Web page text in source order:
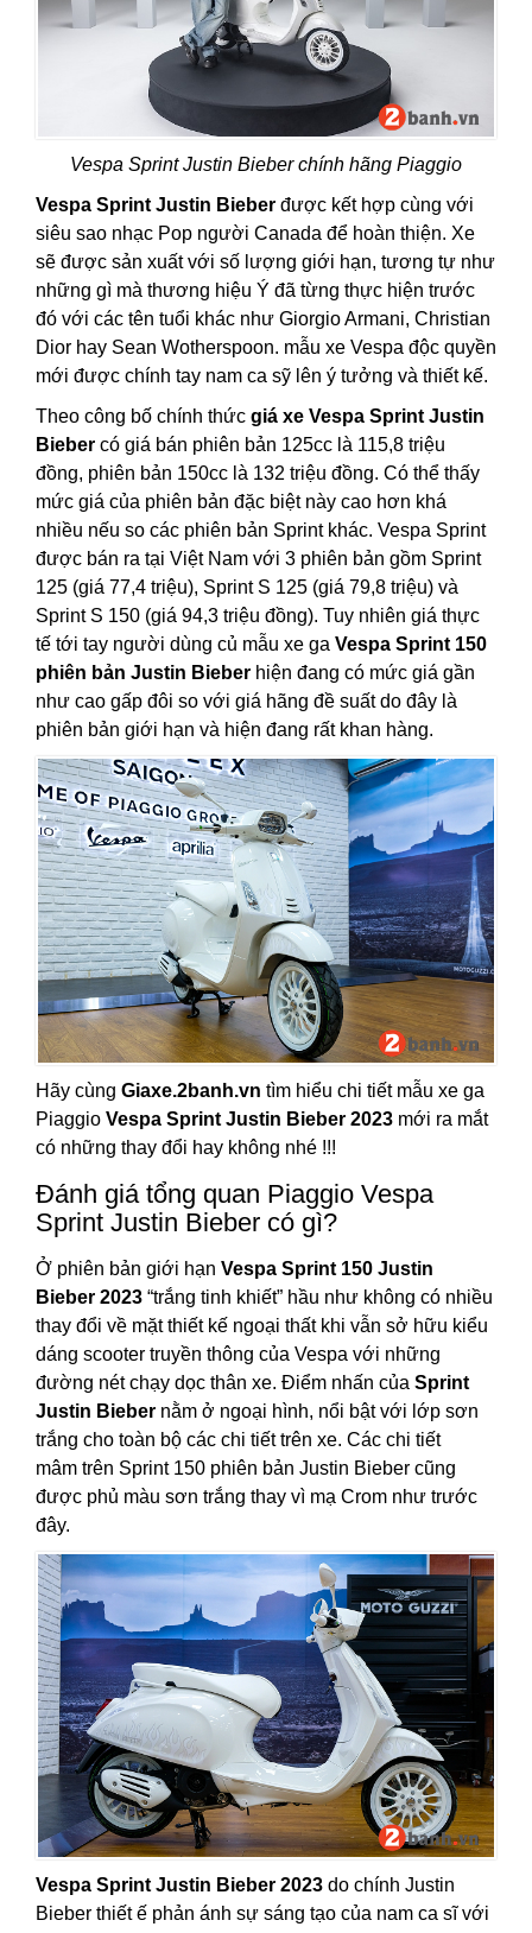
Vespa Sprint Justin Bieber chính hãng Piaggio
Vespa Sprint Justin Bieber được kết hợp cùng với
siêu sao nhạc Pop người Canada để hoàn thiện. Xe
sẽ được sản xuất với số lượng giới hạn, tương tự như
những gì mà thương hiệu Ý đã từng thực hiện trước
đó với các tên tuổi khác như Giorgio Armani, Christian
Dior hay Sean Wotherspoon. mẫu xe Vespa độc quyền
mới được chính tay nam ca sỹ lên ý tưởng và thiết kế.
Theo công bố chính thức giá xe Vespa Sprint Justin
Bieber có giá bán phiên bản 125cc là 115,8 triệu
đồng, phiên bản 150cc là 132 triệu đồng. Có thể thấy
mức giá của phiên bản đặc biệt này cao hơn khá
nhiều nếu so các phiên bản Sprint khác. Vespa Sprint
được bán ra tại Việt Nam với 3 phiên bản gồm Sprint
125 (giá 77,4 triệu), Sprint S 125 (giá 79,8 triệu) và
Sprint S 150 (giá 94,3 triệu đồng). Tuy nhiên giá thực
tế tới tay người dùng củ mẫu xe ga Vespa Sprint 150
phiên bản Justin Bieber hiện đang có mức giá gần
như cao gấp đôi so với giá hãng đề suất do đây là
phiên bản giới hạn và hiện đang rất khan hàng.
Hãy cùng Giaxe.2banh.vn tìm hiểu chi tiết mẫu xe ga
Piaggio Vespa Sprint Justin Bieber 2023 mới ra mắt
có những thay đổi hay không nhé !!!
Đánh giá tổng quan Piaggio Vespa
Sprint Justin Bieber có gì?
Ở phiên bản giới hạn Vespa Sprint 150 Justin
Bieber 2023 “trắng tinh khiết” hầu như không có nhiều
thay đổi về mặt thiết kế ngoại thất khi vẫn sở hữu kiểu
dáng scooter truyền thông của Vespa với những
đường nét chạy dọc thân xe. Điểm nhấn của Sprint
Justin Bieber nằm ở ngoại hình, nổi bật với lớp sơn
trắng cho toàn bộ các chi tiết trên xe. Các chi tiết
mâm trên Sprint 150 phiên bản Justin Bieber cũng
được phủ màu sơn trắng thay vì mạ Crom như trước
đây.
Vespa Sprint Justin Bieber 2023 do chính Justin
Bieber thiết ế phản ánh sự sáng tạo của nam ca sĩ với